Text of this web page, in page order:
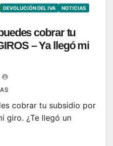
DEVOLUCIÓN DEL IVA
NOTICIAS
cobrar tu
– Ya llegó mi
cobrar tu subsidio por
giro. ¿Te llegó un